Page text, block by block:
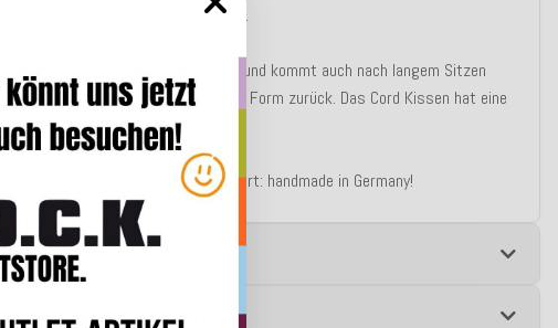
kommt das Multitalent zum Einsatz.
und kommt auch nach langem Sitzen
immer wieder in seine ursprüngliche Form zurück. Das Cord Kissen hat eine
angenehmeundweicheOberfläche.
Qualität, die man beim Anfassen spürt: handmade in Germany!
Merkmale
Angaben zur Produktsicherheit